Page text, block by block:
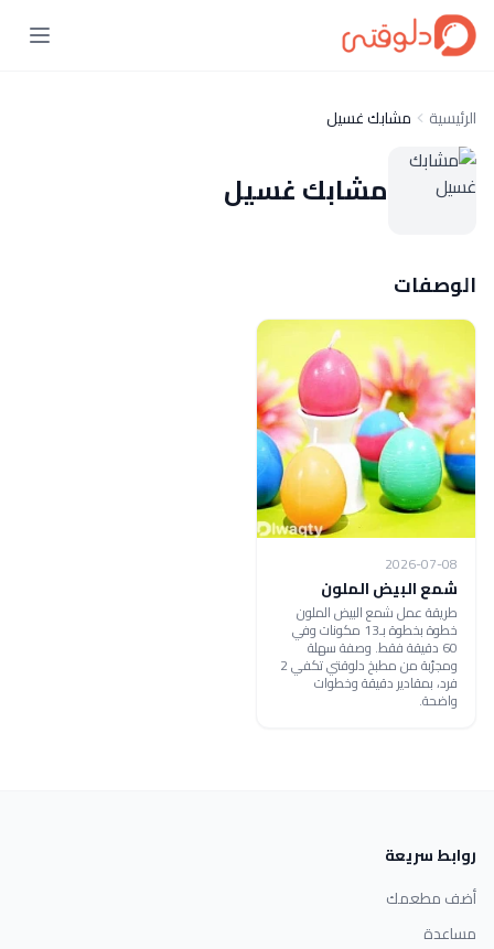
الرئيسية مشابك غسيل
مشابك غسيل
الوصفات
2026-07-08
شمع البيض الملون
طريقة عمل شمع البيض الملون
خطوة بخطوة بـ13 مكونات وفي
60 دقيقة فقط. وصفة سهلة
ومجرّبة من مطبخ دلوقتي تكفي 2
فرد، بمقادير دقيقة وخطوات
واضحة.
روابط سريعة
أضف مطعمك
مساعدة